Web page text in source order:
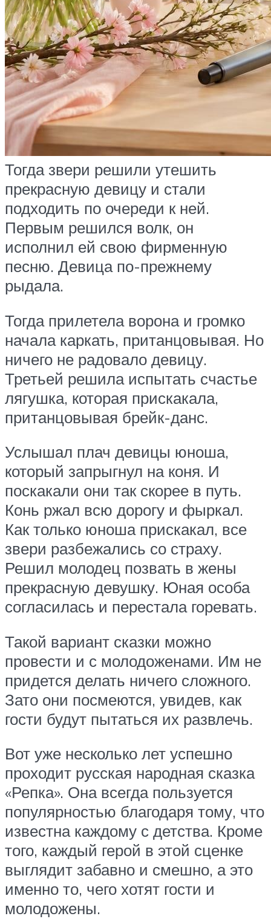
Тогда звери решили утешить
прекрасную девицу и стали
подходить по очереди к ней.
Первым решился волк, он
исполнил ей свою фирменную
песню. Девица по-прежнему
рыдала.
Тогда прилетела ворона и громко
начала каркать, пританцовывая. Но
ничего не радовало девицу.
Третьей решила испытать счастье
лягушка, которая прискакала,
пританцовывая брейк-данс.
Услышал плач девицы юноша,
который запрыгнул на коня. И
поскакали они так скорее в путь.
Конь ржал всю дорогу и фыркал.
Как только юноша прискакал, все
звери разбежались со страху.
Решил молодец позвать в жены
прекрасную девушку. Юная особа
согласилась и перестала горевать.
Такой вариант сказки можно
провести и с молодоженами. Им не
придется делать ничего сложного.
Зато они посмеются, увидев, как
гости будут пытаться их развлечь.
Вот уже несколько лет успешно
проходит русская народная сказка
«Репка». Она всегда пользуется
популярностью благодаря тому, что
известна каждому с детства. Кроме
того, каждый герой в этой сценке
выглядит забавно и смешно, а это
именно то, чего хотят гости и
молодожены.